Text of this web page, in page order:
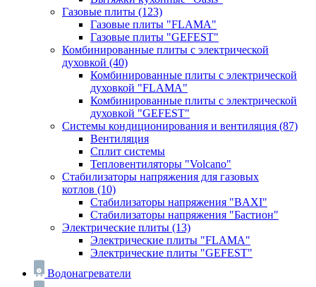
Газовые плиты (123)
Газовые плиты "FLAMA"
Газовые плиты "GEFEST"
Комбинированные плиты с электрической
духовкой (40)
Комбинированные плиты с электрической
духовкой "FLAMA"
Комбинированные плиты с электрической
духовкой "GEFEST"
Системы кондиционирования и вентиляция (87)
Вентиляция
Сплит системы
Тепловентиляторы "Volcano"
Стабилизаторы напряжения для газовых
котлов (10)
Стабилизаторы напряжения "BAXI"
Стабилизаторы напряжения "Бастион"
Электрические плиты (13)
Электрические плиты "FLAMA"
Электрические плиты "GEFEST"
Водонагреватели